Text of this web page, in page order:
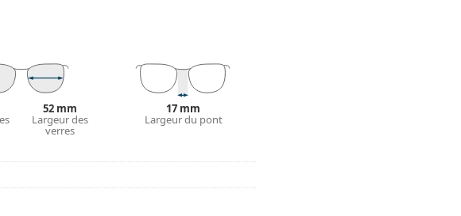
l'étui et son design peuvent varier.
Certains modèles peuvent être
d'autres styles ou consultez notre
52 mm
Largeur des
verres
17 mm
Largeur du pont